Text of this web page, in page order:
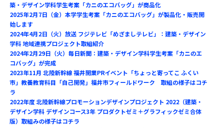
築・デザイン学科学生考案「カニのエコバッグ」が商品化
2025年2月7日（金）本学学生考案「カニのエコバッグ」が製品化・販売開
始します
2024年4月2日（火）放送 フジテレビ「めざましテレビ」：建築・デザイン
学科 地域連携プロジェクト取組紹介
2024年2月29日（火）毎日新聞：建築・デザイン学科学生考案「カニのエ
コバッグ」が完成
2023年11月 北陸新幹線 福井開業PRイベント「ちょっと寄ってこ ふくい
市」教養教育科目「自己開発」福井市フィールドワーク 取組の様子はコチ
ラ
2022年度 北陸新幹線プロモーションデザインプロジェクト 2022（建築・
デザイン学科 デザインコース3年 プロダクトゼミ＋グラフィックゼミ合体
版）取組みの様子はコチラ